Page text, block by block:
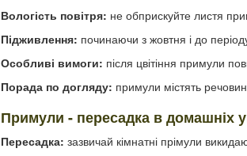
Вологість повітря: не обприскуйте листя
Підживлення: починаючи з жовтня і до
Особливі вимоги: після цвітіння примули
Порада по догляду: примули містять
Примули - пересадка в домашніх
Пересадка: зазвичай кімнатні прімули